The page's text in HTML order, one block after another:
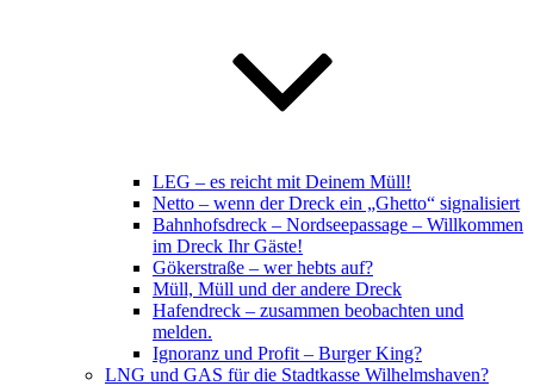
LEG – es reicht mit Deinem Müll!
Netto – wenn der Dreck ein „Ghetto“ signalisiert
Bahnhofsdreck – Nordseepassage – Willkommen
im Dreck Ihr Gäste!
Gökerstraße – wer hebts auf?
Müll, Müll und der andere Dreck
Hafendreck – zusammen beobachten und
melden.
Ignoranz und Profit – Burger King?
LNG und GAS für die Stadtkasse Wilhelmshaven?